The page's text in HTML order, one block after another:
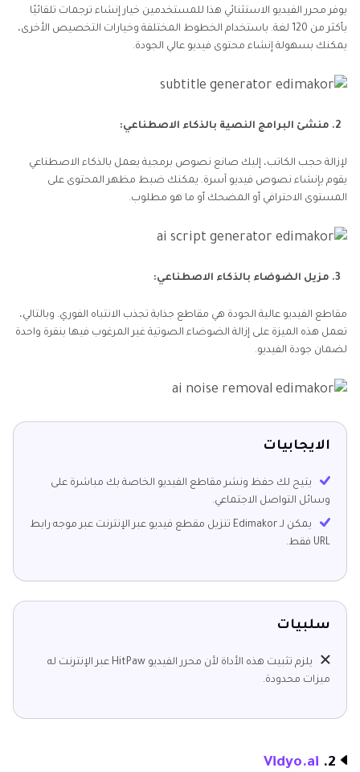
يوفر محرر الفيديو الاستثنائي هذا للمستخدمين خيار إنشاء ترجمات تلقائيًا
بأكثر من 120 لغة. باستخدام الخطوط المختلفة وخيارات التخصيص الأخرى،
يمكنك بسهولة إنشاء محتوى فيديو عالي الجودة.
2. منشئ البرامج النصية بالذكاء الاصطناعي:
لإزالة حجب الكاتب، إليك صانع نصوص برمجية يعمل بالذكاء الاصطناعي
يقوم بإنشاء نصوص فيديو آسرة. يمكنك ضبط مظهر المحتوى على
المستوى الاحترافي أو المضحك أو ما هو مطلوب.
3. مزيل الضوضاء بالذكاء الاصطناعي:
مقاطع الفيديو عالية الجودة هي مقاطع جذابة تجذب الانتباه الفوري. وبالتالي،
تعمل هذه الميزة على إزالة الضوضاء الصوتية غير المرغوب فيها بنقرة واحدة
لضمان جودة الفيديو.
الايجابيات
يتيح لك حفظ ونشر مقاطع الفيديو الخاصة بك مباشرة على
وسائل التواصل الاجتماعي.
يمكن لـ Edimakor تنزيل مقطع فيديو عبر الإنترنت عبر موجه رابط
URL فقط.
سلبيات
يلزم تثبيت هذه الأداة لأن محرر الفيديو HitPaw عبر الإنترنت له
ميزات محدودة.
2.
Vidyo.ai